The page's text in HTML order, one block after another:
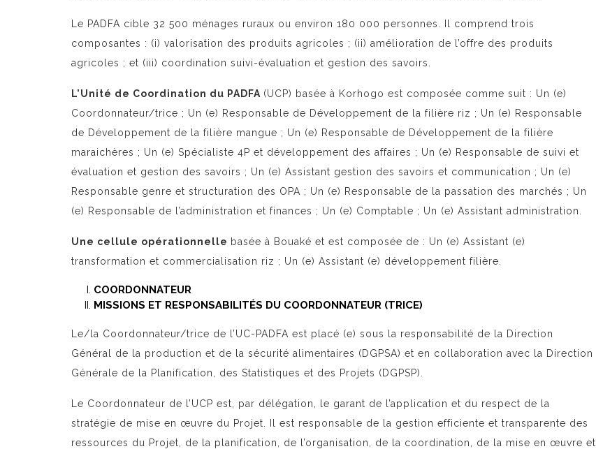
Le PADFA cible 32 500 ménages ruraux ou environ 180 000 personnes. Il comprend trois
composantes : (i) valorisation des produits agricoles ; (ii) amélioration de l’offre des produits
agricoles ; et (iii) coordination suivi-évaluation et gestion des savoirs.
L’Unité de Coordination du PADFA (UCP) basée à Korhogo est composée comme suit : Un (e)
Coordonnateur/trice ; Un (e) Responsable de Développement de la filière riz ; Un (e) Responsable
de Développement de la filière mangue ; Un (e) Responsable de Développement de la filière
maraichères ; Un (e) Spécialiste 4P et développement des affaires ; Un (e) Responsable de suivi et
évaluation et gestion des savoirs ; Un (e) Assistant gestion des savoirs et communication ; Un (e)
Responsable genre et structuration des OPA ; Un (e) Responsable de la passation des marchés ; Un
(e) Responsable de l’administration et finances ; Un (e) Comptable ; Un (e) Assistant administration.
Une cellule opérationnelle basée à Bouaké et est composée de : Un (e) Assistant (e)
transformation et commercialisation riz ; Un (e) Assistant (e) développement filière.
COORDONNATEUR
MISSIONS ET RESPONSABILITÉS DU COORDONNATEUR (TRICE)
Le/la Coordonnateur/trice de l’UC-PADFA est placé (e) sous la responsabilité de la Direction
Général de la production et de la sécurité alimentaires (DGPSA) et en collaboration avec la Direction
Générale de la Planification, des Statistiques et des Projets (DGPSP).
Le Coordonnateur de l’UCP est, par délégation, le garant de l’application et du respect de la
stratégie de mise en œuvre du Projet. Il est responsable de la gestion efficiente et transparente des
ressources du Projet, de la planification, de l’organisation, de la coordination, de la mise en œuvre et